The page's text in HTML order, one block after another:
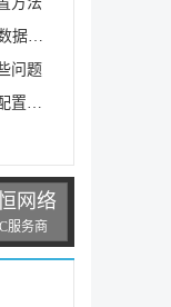
浅谈mysqldump使用方法(MySQL数据库的备份与恢复)
问题
mysql 5.7如何安装 mysql 5.7安装配置教程
网络
服务商